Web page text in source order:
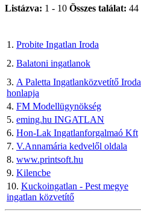
Listázva: 1 - 10 Összes találat: 44
1. Probite Ingatlan Iroda
2. Balatoni ingatlanok
3. A Paletta Ingatlanközvetítő Iroda
honlapja
4. FM Modellügynökség
5. eming.hu INGATLAN
6. Hon-Lak Ingatlanforgalmaó Kft
7. V.Annamária kedvelől oldala
8. www.printsoft.hu
9. Kilencbe
10. Kuckoingatlan - Pest megye
ingatlan közvetítő